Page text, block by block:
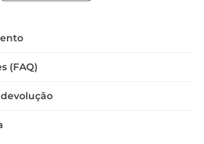
(FAQ)